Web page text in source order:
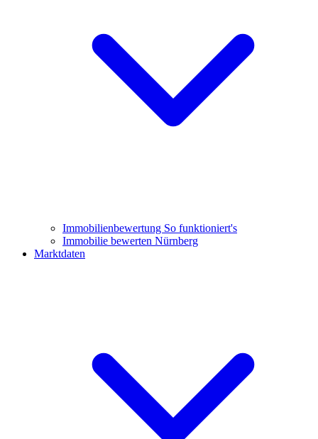
Immobilienbewertung So funktioniert's
Immobilie bewerten Nürnberg
Marktdaten